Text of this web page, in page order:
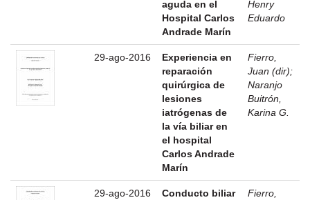
aguda en el
Hospital Carlos
Andrade Marín
Henry
Eduardo
29-ago-2016
Experiencia en
reparación
quirúrgica de
lesiones
iatrógenas de
la vía biliar en
el hospital
Carlos Andrade
Marín
Fierro,
Juan (dir);
Naranjo
Buitrón,
Karina G.
29-ago-2016
Conducto biliar
Fierro,